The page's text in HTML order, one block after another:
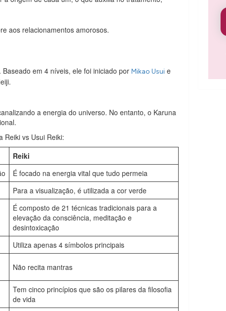
aos relacionamentos amorosos.
em 4 níveis, ele foi iniciado por Mikao Usui e
a energia do universo. No entanto, o Karuna
Reiki vs Usui Reiki:
Reiki
É focado na energia vital que tudo permeia
Para a visualização, é utilizada a cor verde
É composto de 21 técnicas tradicionais para a
elevação da consciência, meditação e
desintoxicação
Utiliza apenas 4 símbolos principais
Não recita mantras
Tem cinco princípios que são os pilares da filosofia
de vida